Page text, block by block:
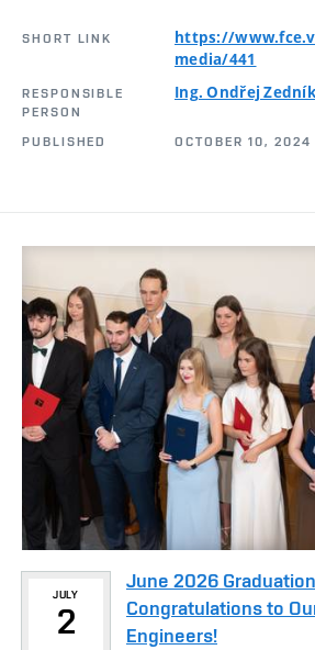
SHORT LINK
https://
media/441
RESPONSIBLE
PERSON
Ing. Ondřej
PUBLISHED OCTOBER 10, 2024
JULY
2
June 2026
Congratulations to
Engineers!